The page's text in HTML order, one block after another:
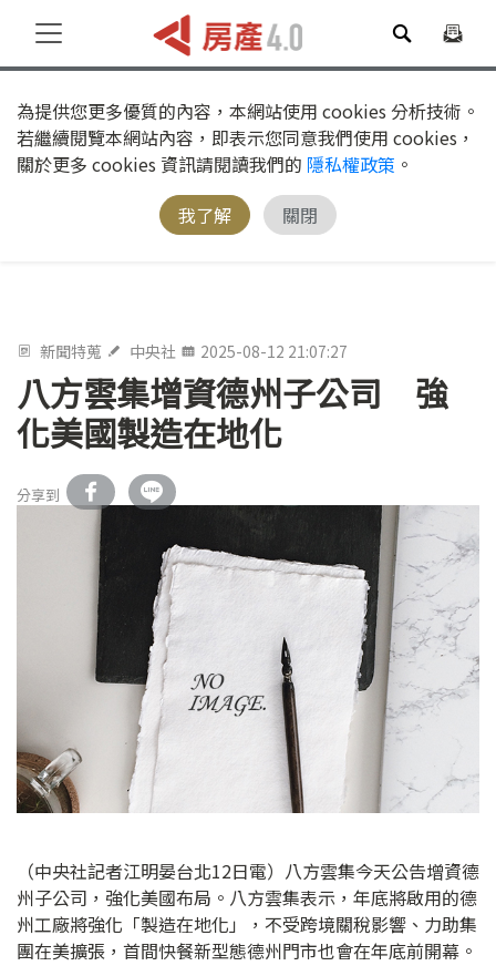
為提供您更多優質的內容，本網站使用 cookies 分析技術。
若繼續閱覽本網站內容，即表示您同意我們使用 cookies，
關於更多 cookies 資訊請閱讀我們的 隱私權政策 。
我了解
關閉
新聞特蒐 中央社 2025-08-12 21:07:27
八方雲集增資德州子公司 強
化美國製造在地化
分享到
（中央社記者江明晏台北12日電）八方雲集今天公告增資德
州子公司，強化美國布局。八方雲集表示，年底將啟用的德
州工廠將強化「製造在地化」，不受跨境關稅影響、力助集
團在美擴張，首間快餐新型態德州門市也會在年底前開幕。